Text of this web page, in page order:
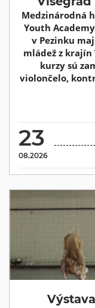
Medzinárodná
Youth
v Pezinku
mládež z
kurzy sú
violončelo,
23
08.2026